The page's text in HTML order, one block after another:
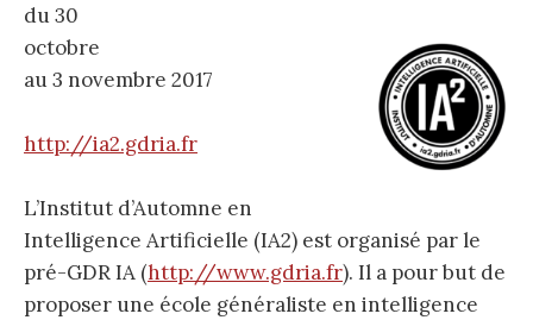
r
du 30
octobre
au 3 novembre 2017
http://ia2.gdria.fr
L’Institut d’Automne en
Intelligence Artificielle (IA2) est organisé par le
pré-GDR IA (http://www.gdria.fr). Il a pour but de
proposer une école généraliste en intelligence